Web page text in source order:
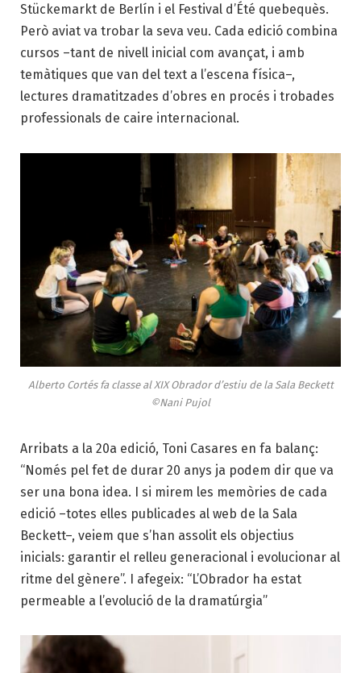
Stückemarkt de Berlín i el Festival d’Été quebequès.
Però aviat va trobar la seva veu. Cada edició combina
cursos –tant de nivell inicial com avançat, i amb
temàtiques que van del text a l’escena física–,
lectures dramatitzades d’obres en procés i trobades
professionals de caire internacional.
Alberto Cortés fa classe al XIX Obrador d’estiu de la Sala Beckett
©Nani Pujol
Arribats a la 20a edició, Toni Casares en fa balanç:
“Només pel fet de durar 20 anys ja podem dir que va
ser una bona idea. I si mirem les memòries de cada
edició –totes elles publicades al web de la Sala
Beckett–, veiem que s’han assolit els objectius
inicials: garantir el relleu generacional i evolucionar al
ritme del gènere”. I afegeix: “L’Obrador ha estat
permeable a l’evolució de la dramatúrgia”